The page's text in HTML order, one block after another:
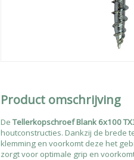
Product omschrijving
De Tellerkopschroef Blank 6x100
houtconstructies. Dankzij de brede
klemming en voorkomt deze het
zorgt voor optimale grip en